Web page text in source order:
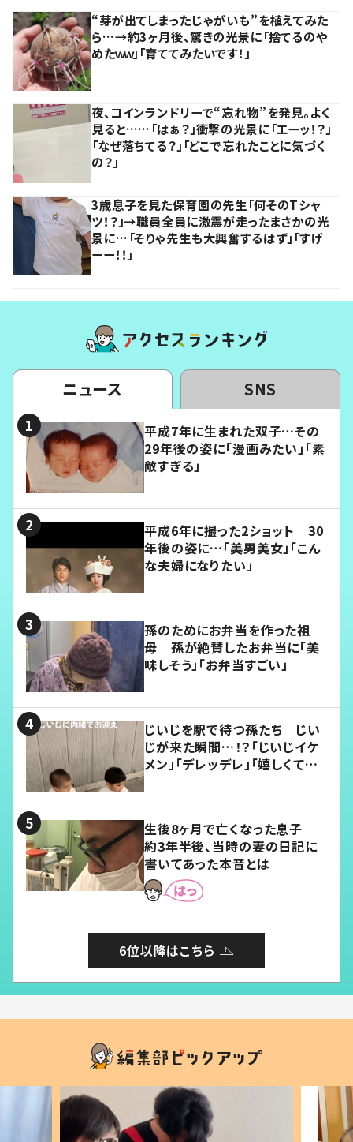
“芽が出てしまったじゃがいも”を植えてみた
ら…→約3ヶ月後、驚きの光景に「捨てるのや
めたｗｗ」「育ててみたいです！」
夜、コインランドリーで“忘れ物”を発見。よく
見ると……「はぁ？」衝撃の光景に「エーッ！？」
「なぜ落ちてる？」「どこで忘れたことに気づく
の？」
3歳息子を見た保育園の先生「何そのTシャ
ツ！？」→職員全員に激震が走ったまさかの光
景に…「そりゃ先生も大興奮するはず」「すげ
ーー！！」
ニュース SNS
平成7年に生まれた双子…その
29年後の姿に「漫画みたい」「素
敵すぎる」
平成6年に撮った2ショット 30
年後の姿に…「美男美女」「こん
な夫婦になりたい」
孫のためにお弁当を作った祖
母 孫が絶賛したお弁当に「美
味しそう」「お弁当すごい」
じいじを駅で待つ孫たち じい
じが来た瞬間…！？「じいじイケ
メン」「デレッデレ」「嬉しくて可
生後8ヶ月で亡くなった息子
約3年半後、当時の妻の日記に
書いてあった本音とは
6位以降はこちら